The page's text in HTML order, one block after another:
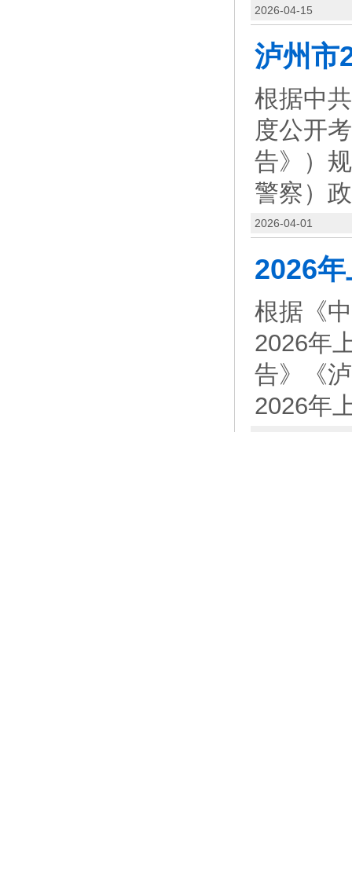
2026-04-15
根据中
度公开
告》）
警察）
2026-04-01
根据《
2026年
告》《
2026年